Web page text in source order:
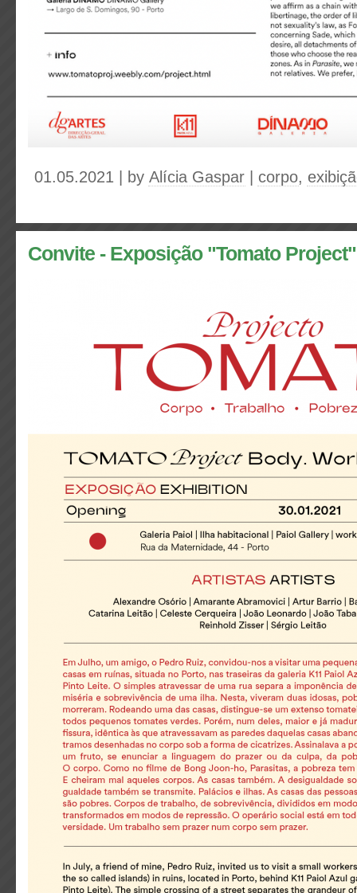
01.05.2021 | by Alícia Gaspar corpo,
Convite - Exposição "Tomato Project"